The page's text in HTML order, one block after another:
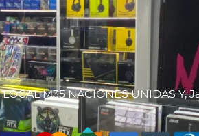
LOCAL M35 NACIONES UNIDAS Y,